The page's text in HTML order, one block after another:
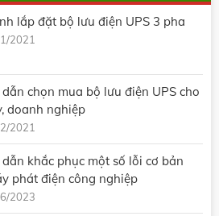
lắp đặt bộ lưu điện UPS 3 pha
2021
chọn mua bộ lưu điện UPS cho
doanh nghiệp
2021
khắc phục một số lỗi cơ bản
phát điện công nghiệp
2023